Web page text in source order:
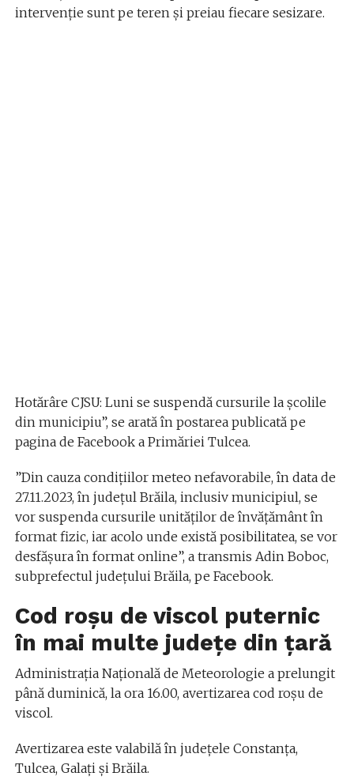
intervenție sunt pe teren și preiau fiecare sesizare.
Hotărâre CJSU: Luni se suspendă cursurile la școlile
din municipiu”, se arată în postarea publicată pe
pagina de Facebook a Primăriei Tulcea.
”Din cauza condițiilor meteo nefavorabile, în data de
27.11.2023, în județul Brăila, inclusiv municipiul, se
vor suspenda cursurile unităților de învățământ în
format fizic, iar acolo unde există posibilitatea, se vor
desfășura în format online”, a transmis Adin Boboc,
subprefectul județului Brăila, pe Facebook.
Cod roşu de viscol puternic
în mai multe județe din țară
Administrația Națională de Meteorologie a prelungit
până duminică, la ora 16.00, avertizarea cod roșu de
viscol.
Avertizarea este valabilă în județele Constanța,
Tulcea, Galați și Brăila.